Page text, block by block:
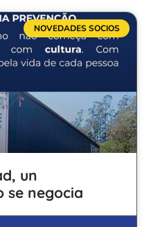
NOVEDADES SOCIOS
un
se negocia